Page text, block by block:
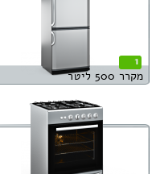
1
מקרר 500 ליטר